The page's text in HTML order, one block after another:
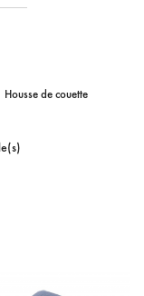
Housse de couette